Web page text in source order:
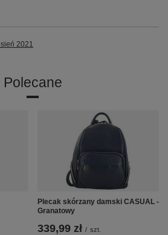
2021
Polecane
Plecak skórzany damski CASUAL -
Granatowy
339,99 zł / szt.